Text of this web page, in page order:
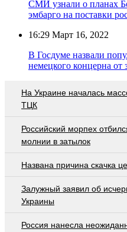
СМИ узнали о планах
эмбарго на поставки
16:29 Март 16, 2022
В Госдуме назвали
немецкого концерна от
На Украине началась
ТЦК
Российский морпех
молнии в затылок
Названа причина скачка
Залужный заявил об
Украины
Россия нанесла